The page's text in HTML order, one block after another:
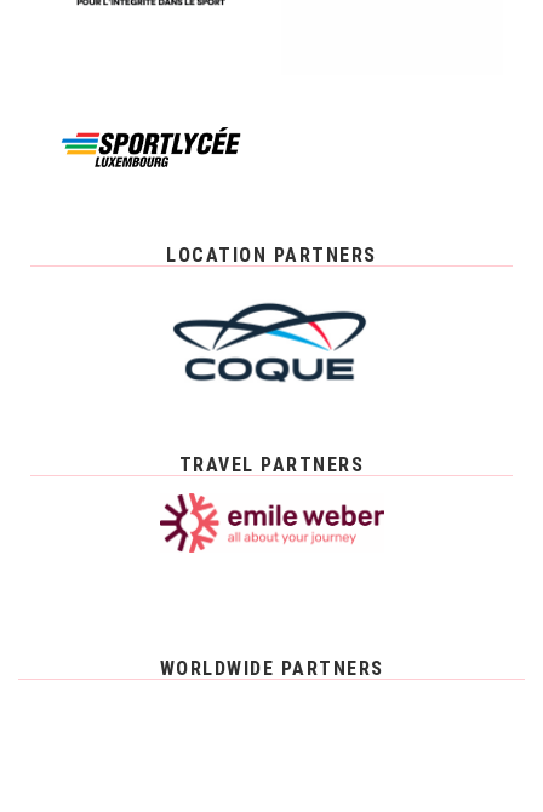
LOCATION PARTNERS
TRAVEL PARTNERS
WORLDWIDE PARTNERS